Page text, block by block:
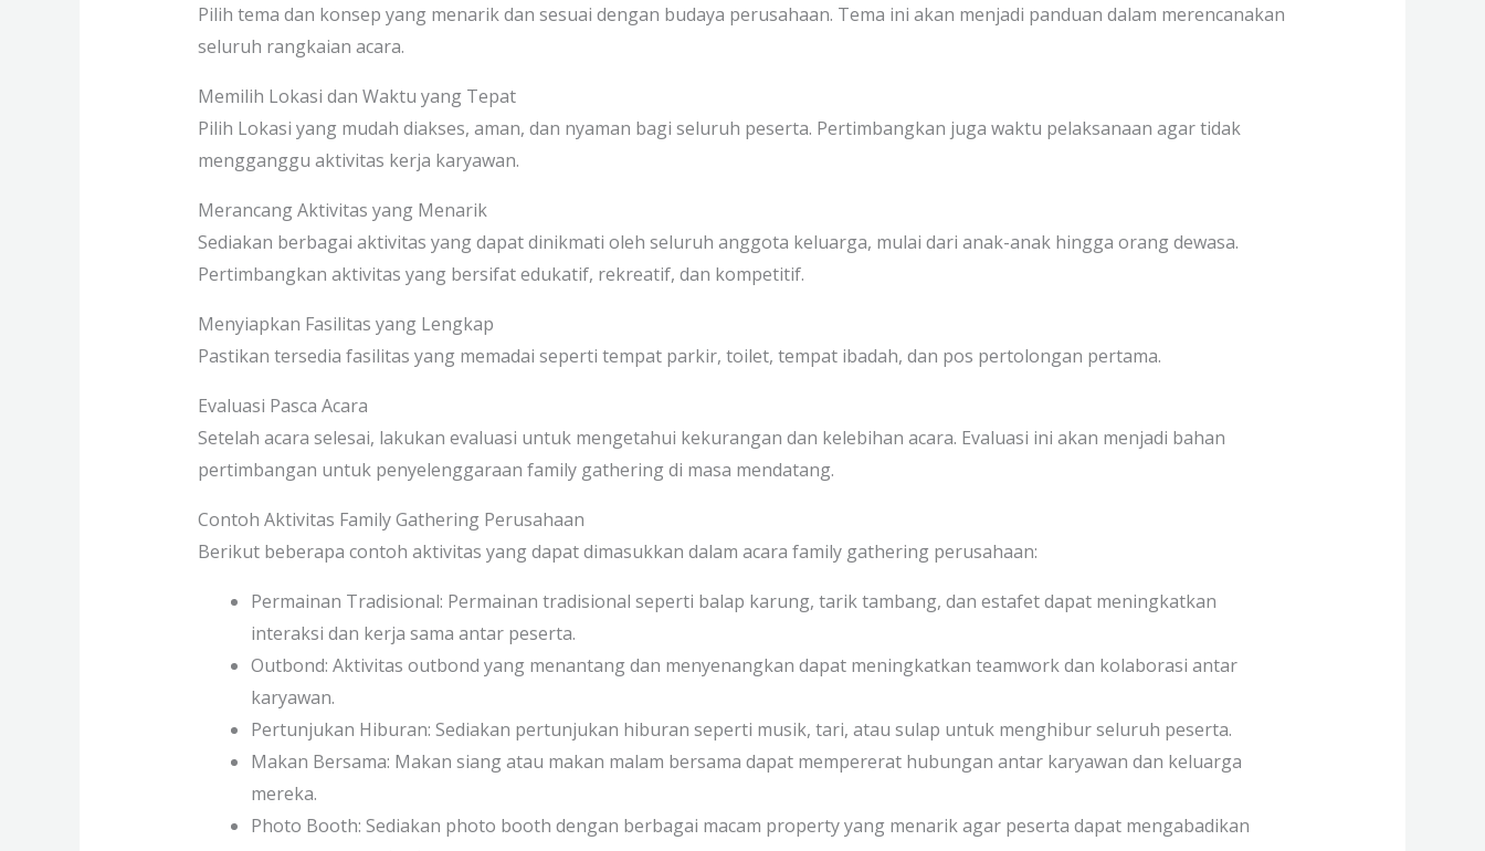
Pilih tema dan konsep yang menarik dan sesuai dengan budaya perusahaan. Tema ini akan menjadi panduan dalam merencanakan
seluruh rangkaian acara.
Memilih Lokasi dan Waktu yang Tepat
Pilih Lokasi yang mudah diakses, aman, dan nyaman bagi seluruh peserta. Pertimbangkan juga waktu pelaksanaan agar tidak
mengganggu aktivitas kerja karyawan.
Merancang Aktivitas yang Menarik
Sediakan berbagai aktivitas yang dapat dinikmati oleh seluruh anggota keluarga, mulai dari anak-anak hingga orang dewasa.
Pertimbangkan aktivitas yang bersifat edukatif, rekreatif, dan kompetitif.
Menyiapkan Fasilitas yang Lengkap
Pastikan tersedia fasilitas yang memadai seperti tempat parkir, toilet, tempat ibadah, dan pos pertolongan pertama.
Evaluasi Pasca Acara
Setelah acara selesai, lakukan evaluasi untuk mengetahui kekurangan dan kelebihan acara. Evaluasi ini akan menjadi bahan
pertimbangan untuk penyelenggaraan family gathering di masa mendatang.
Contoh Aktivitas Family Gathering Perusahaan
Berikut beberapa contoh aktivitas yang dapat dimasukkan dalam acara family gathering perusahaan:
Permainan Tradisional: Permainan tradisional seperti balap karung, tarik tambang, dan estafet dapat meningkatkan
interaksi dan kerja sama antar peserta.
Outbond: Aktivitas outbond yang menantang dan menyenangkan dapat meningkatkan teamwork dan kolaborasi antar
karyawan.
Pertunjukan Hiburan: Sediakan pertunjukan hiburan seperti musik, tari, atau sulap untuk menghibur seluruh peserta.
Makan Bersama: Makan siang atau makan malam bersama dapat mempererat hubungan antar karyawan dan keluarga
mereka.
Photo Booth: Sediakan photo booth dengan berbagai macam property yang menarik agar peserta dapat mengabadikan